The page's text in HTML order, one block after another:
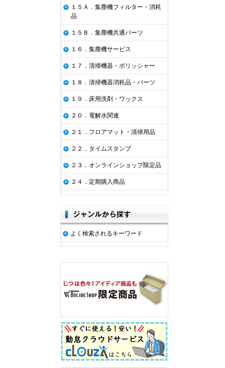
１５Ａ．集塵機フィルター・消耗
品
１５Ｂ．集塵機共通パーツ
１６．集塵機サービス
１７．清掃機器・ポリッシャー
１８．清掃機器消耗品・パーツ
１９．床用洗剤・ワックス
２０．電解水関連
２１．フロアマット・清掃用品
２２．タイムスタンプ
２３．オンラインショップ限定品
２４．定期購入商品
よく検索されるキーワード